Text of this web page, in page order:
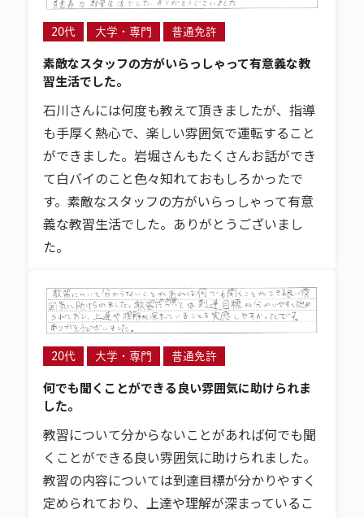
20代 大学・専門 普通免許
素敵なスタッフの方がいらっしゃって有意義な教
習生活でした。
石川さんには何度も教えて頂きましたが、指導
も手厚く熱心で、楽しい雰囲気で運転すること
ができました。岩堀さんもたくさんお話ができ
て白バイのこと色々知れておもしろかったで
す。素敵なスタッフの方がいらっしゃって有意
義な教習生活でした。ありがとうございまし
た。
20代 大学・専門 普通免許
何でも聞くことができる良い雰囲気に助けられま
した。
教習について分からないことがあれば何でも聞
くことができる良い雰囲気に助けられました。
教習の内容については到達目標が分かりやすく
定められており、上達や理解が深まっているこ